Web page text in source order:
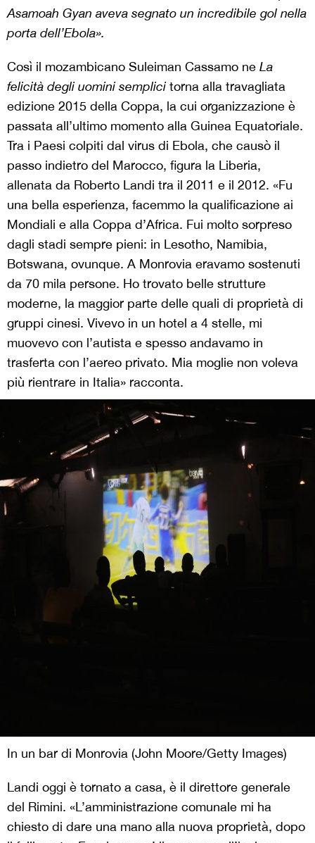
Asamoah Gyan aveva segnato un incredibile gol nella
porta dell’Ebola».
Così il mozambicano Suleiman Cassamo ne La
felicità degli uomini semplici torna alla travagliata
edizione 2015 della Coppa, la cui organizzazione è
passata all’ultimo momento alla Guinea Equatoriale.
Tra i Paesi colpiti dal virus di Ebola, che causò il
passo indietro del Marocco, figura la Liberia,
allenata da Roberto Landi tra il 2011 e il 2012. «Fu
una bella esperienza, facemmo la qualificazione ai
Mondiali e alla Coppa d’Africa. Fui molto sorpreso
dagli stadi sempre pieni: in Lesotho, Namibia,
Botswana, ovunque. A Monrovia eravamo sostenuti
da 70 mila persone. Ho trovato belle strutture
moderne, la maggior parte delle quali di proprietà di
gruppi cinesi. Vivevo in un hotel a 4 stelle, mi
muovevo con l’autista e spesso andavamo in
trasferta con l’aereo privato. Mia moglie non voleva
più rientrare in Italia» racconta.
In un bar di Monrovia (John Moore/Getty Images)
Landi oggi è tornato a casa, è il direttore generale
del Rimini. «L’amministrazione comunale mi ha
chiesto di dare una mano alla nuova proprietà, dopo